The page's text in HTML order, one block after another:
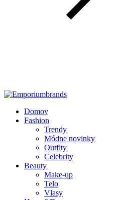
Domov
Fashion
Trendy
Módne novinky
Outfity
Celebrity
Beauty
Make-up
Telo
Vlasy